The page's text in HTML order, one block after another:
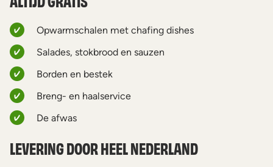
Opwarmschalen met chafing dishes
Salades, stokbrood en sauzen
Borden en bestek
Breng- en haalservice
De afwas
LEVERING DOOR HEEL NEDERLAND